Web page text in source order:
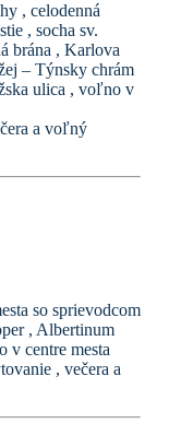
, celodenná
, socha sv.
brána , Karlova
– Týnsky chrám
ulica , voľno v
a voľný
so sprievodcom
, Albertinum
v centre mesta
, večera a